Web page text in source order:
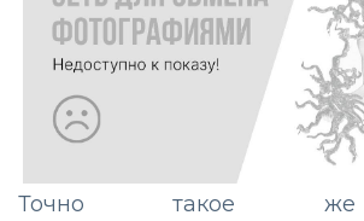
Точно такое же